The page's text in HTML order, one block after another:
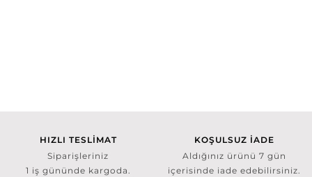
HIZLI TESLİMAT
Siparişleriniz
1 iş gününde kargoda.
KOŞULSUZ İADE
Aldığınız ürünü 7 gün
içerisinde iade edebilirsiniz.